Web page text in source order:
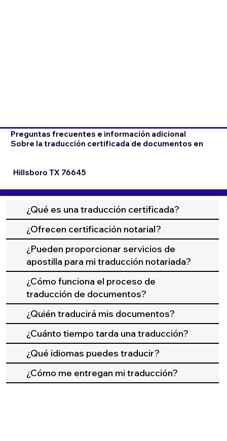
¿Qué es una traducción certificada?
¿Ofrecen certificación notarial?
¿Pueden proporcionar servicios de
apostilla para mi traducción notariada?
¿Cómo funciona el proceso de
traducción de documentos?
¿Quién traducirá mis documentos?
¿Cuánto tiempo tarda una traducción?
¿Qué idiomas puedes traducir?
¿Cómo me entregan mi traducción?
Preguntas frecuentes e información adicional
Sobre la traducción certificada de documentos en
Hillsboro TX 76645